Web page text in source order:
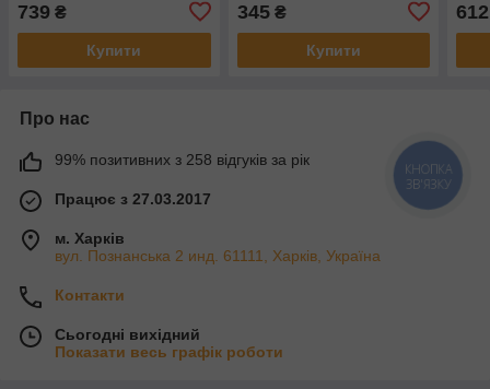
739 ₴
Купити
345₴
Купити
612
Про нас
99% позитивних з 258 відгуків за рік
Працює з 27.03.2017
м. Харків
вул. Познанська 2 инд. 61111, Харків, Україна
Контакти
Сьогодні вихідний
Показати весь графік роботи
КНОПКА
ЗВ'ЯЗКУ